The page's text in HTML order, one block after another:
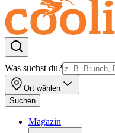
Was suchst du?
Ort wählen
Suchen
Magazin